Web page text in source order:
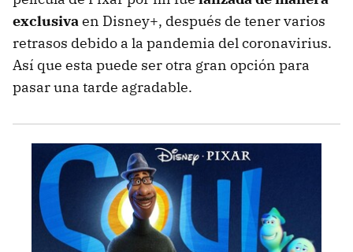
exclusivaen Disney+, después de tener varios
retrasos debido a la pandemia del coronavirius.
Así que esta puede ser otra gran opción para
pasar una tarde agradable.